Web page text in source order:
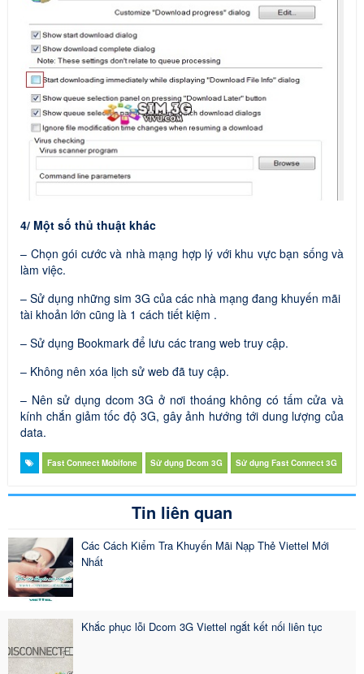
4/ Một số thủ thuật khác
– Chọn gói cước và nhà mạng hợp lý với khu vực bạn sống và
làm việc.
– Sử dụng những sim 3G của các nhà mạng đang khuyến mãi
tài khoản lớn cũng là 1 cách tiết kiệm .
– Sử dụng Bookmark để lưu các trang web truy cập.
– Không nên xóa lịch sử web đã tuy cập.
– Nên sử dụng dcom 3G ở nơi thoáng không có tấm cửa và
kính chắn giảm tốc độ 3G, gây ảnh hướng tới dung lượng của
data.
Fast Connect Mobifone Sử dụng Dcom 3G Sử dụng Fast Connect 3G
Tin liên quan
Các Cách Kiểm Tra Khuyến Mãi Nạp Thẻ Viettel Mới
Nhất
Khắc phục lỗi Dcom 3G Viettel ngắt kết nối liên tục